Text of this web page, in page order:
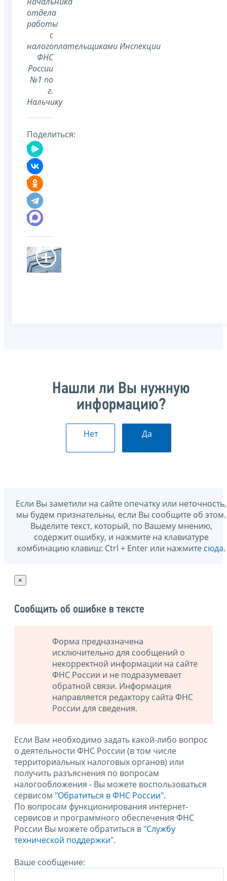
отдела
работы
с
налогоплательщиками Инспекции
ФНС
России
№1 по
г.
Нальчику
Поделиться:
Нашли ли Вы нужную
информацию?
Нет Да
Если Вы заметили на сайте опечатку или неточность,
мы будем признательны, если Вы сообщите об этом.
Выделите текст, который, по Вашему мнению,
содержит ошибку, и нажмите на клавиатуре
комбинацию клавиш: Ctrl + Enter или нажмите сюда.
×
Сообщить об ошибке в тексте
Форма предназначена
исключительно для сообщений о
некорректной информации на сайте
ФНС России и не подразумевает
обратной связи. Информация
направляется редактору сайта ФНС
России для сведения.
Если Вам необходимо задать какой-либо вопрос
о деятельности ФНС России (в том числе
территориальных налоговых органов) или
получить разъяснения по вопросам
налогообложения - Вы можете воспользоваться
сервисом "Обратиться в ФНС России".
По вопросам функционирования интернет-
сервисов и программного обеспечения ФНС
России Вы можете обратиться в "Службу
технической поддержки".
Ваше сообщение: